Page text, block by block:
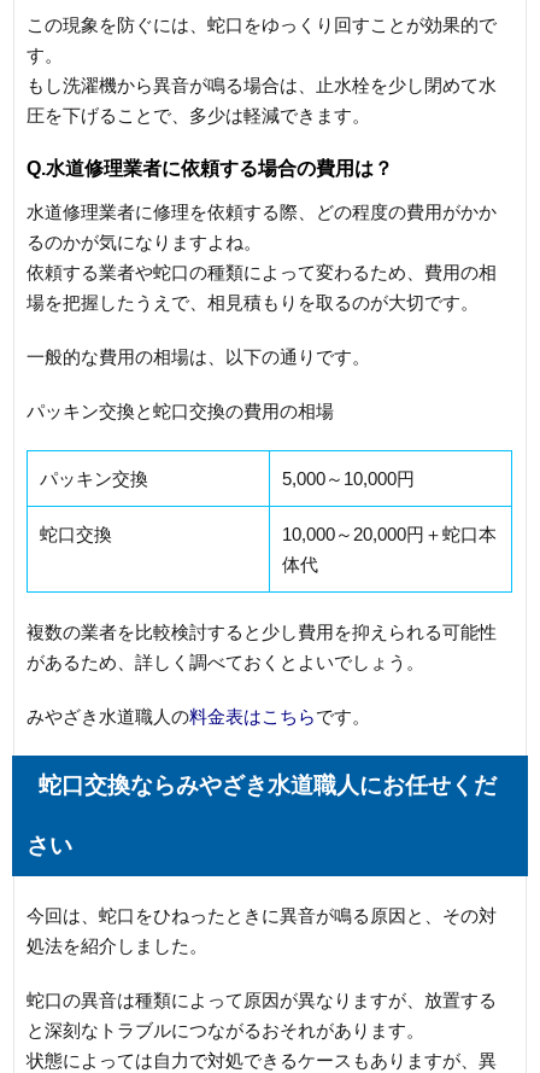
この現象を防ぐには、蛇口をゆっくり回すことが効果的で
す。
もし洗濯機から異音が鳴る場合は、止水栓を少し閉めて水
圧を下げることで、多少は軽減できます。
Q.水道修理業者に依頼する場合の費用は？
水道修理業者に修理を依頼する際、どの程度の費用がかか
るのかが気になりますよね。
依頼する業者や蛇口の種類によって変わるため、費用の相
場を把握したうえで、相見積もりを取るのが大切です。
一般的な費用の相場は、以下の通りです。
パッキン交換と蛇口交換の費用の相場
パッキン交換 5,000～10,000円
蛇口交換
10,000～20,000円＋蛇口本
体代
複数の業者を比較検討すると少し費用を抑えられる可能性
があるため、詳しく調べておくとよいでしょう。
みやざき水道職人の料金表はこちらです。
蛇口交換ならみやざき水道職人にお任せくだ
さい
今回は、蛇口をひねったときに異音が鳴る原因と、その対
処法を紹介しました。
蛇口の異音は種類によって原因が異なりますが、放置する
と深刻なトラブルにつながるおそれがあります。
状態によっては自力で対処できるケースもありますが、異